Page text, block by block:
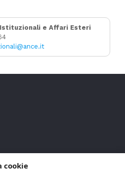
e Affari Esteri
i diritti riservati.
cookie